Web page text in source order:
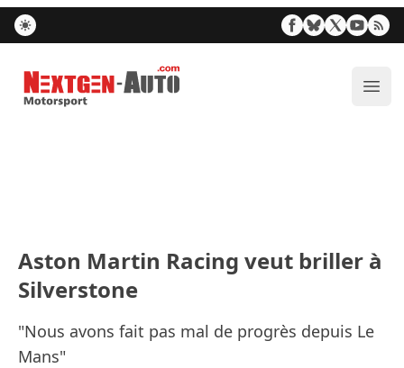
Nextgen-Auto.com
Aston Martin Racing veut briller à
Silverstone
"Nous avons fait pas mal de progrès depuis Le
Mans"